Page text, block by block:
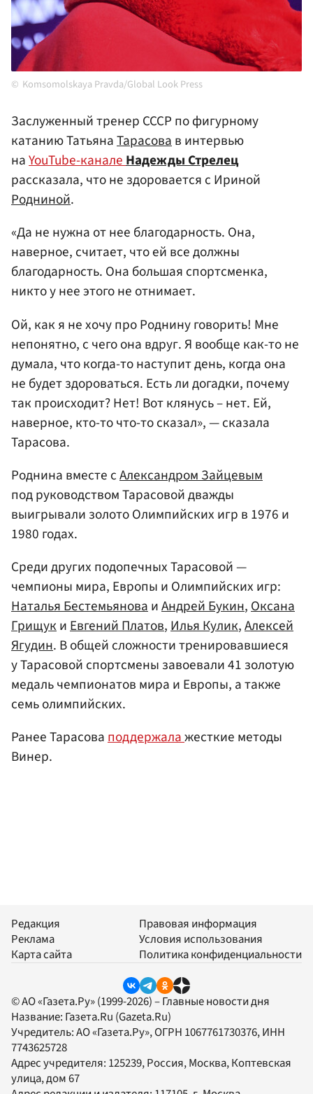
Komsomolskaya Pravda/Global Look Press
Заслуженный тренер СССР по фигурному
катанию ТатьянаТарасовав интервью
наYouTube-каналеНадежды Стрелец
рассказала, что не здоровается с Ириной
Родниной.
«Да не нужна от нее благодарность. Она,
наверное, считает, что ей все должны
благодарность. Она большая спортсменка,
никто у нее этого не отнимает.
Ой, как я не хочу про Роднину говорить! Мне
непонятно, с чего она вдруг. Я вообще как-то не
думала, что когда-то наступит день, когда она
не будет здороваться. Есть ли догадки, почему
так происходит? Нет! Вот клянусь – нет. Ей,
наверное, кто-то что-то сказал», — сказала
Тарасова.
Роднина вместе сАлександром Зайцевым
под руководством Тарасовой дважды
выигрывали золото Олимпийских игр в 1976 и
1980 годах.
Среди других подопечных Тарасовой —
чемпионы мира, Европы и Олимпийских игр:
Наталья БестемьяноваиАндрей Букин,Оксана
ГрищукиЕвгений Платов,Илья Кулик,Алексей
Ягудин. В общей сложности тренировавшиеся
у Тарасовой спортсмены завоевали 41 золотую
медаль чемпионатов мира и Европы, а также
семь олимпийских.
Ранее Тарасоваподдержалажесткие методы
Винер.
Редакция
Реклама
Карта сайта
Правовая информация
Условия использования
Политика конфиденциальности
© АО «Газета.Ру» (1999-2026) – Главные новости дня
Название: Газета.Ru (Gazeta.Ru)
Учредитель:АО «Газета.Ру», ОГРН 1067761730376, ИНН
7743625728
Адрес учредителя: 125239, Россия, Москва, Коптевская
улица, дом 67